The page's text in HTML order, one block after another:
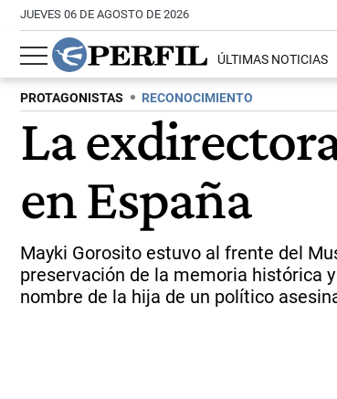
JUEVES 06 DE AGOSTO DE 2026
ÚLTIMAS NOTICIAS
PROTAGONISTAS RECONOCIMIENTO
La
en España
Mayki Gorosito estuvo al frente del
preservación de la memoria histórica
nombre de la hija de un político